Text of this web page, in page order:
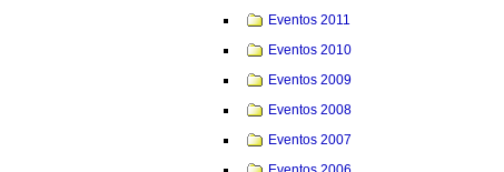
Eventos 2011
Eventos 2010
Eventos 2009
Eventos 2008
Eventos 2007